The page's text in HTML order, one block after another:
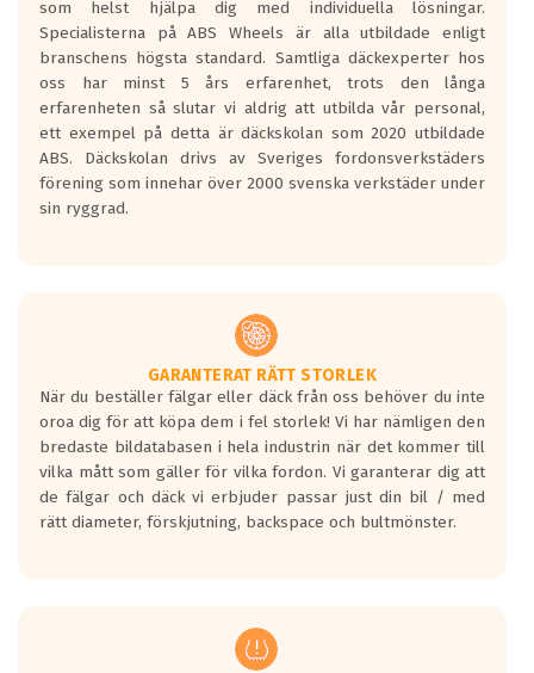
den kortaste bromssträckan och F är den
längsta.
Inga D eller G betyg delas ut för
personbilar och lätta lastbilar.
Betyget sätts efter ett test där däcken
skall bromsa in på en väg där det ligger
0.5-1.5 mm vatten.
I 80km/h kommer skillnaden på
Vid körning i över 50km/h brukar
rullmotståndets ljud överträffa
motorljudet.
På däckmärkningen kommer det finnas
en symbol av ett däck med vågar. Hög
bullernivå markeras med svarta vågor
medans de vita vågorna påvisar om det är
ett tyst däck.
regelverket som introduceras år 2016.
Ett däck med två svarta vågor är redan
som helst hjälpa dig med individuella lösningar.
Specialisterna på ABS Wheels är alla utbildade enligt
branschens högsta standard. Samtliga däckexperter hos
oss har minst 5 års erfarenhet, trots den långa
erfarenheten så slutar vi aldrig att utbilda vår personal,
ett exempel på detta är däckskolan som 2020 utbildade
ABS. Däckskolan drivs av Sveriges fordonsverkstäders
förening som innehar över 2000 svenska verkstäder under
sin ryggrad.
GARANTERAT RÄTT STORLEK
När du beställer fälgar eller däck från oss behöver du inte
oroa dig för att köpa dem i fel storlek! Vi har nämligen den
bredaste bildatabasen i hela industrin när det kommer till
vilka mått som gäller för vilka fordon. Vi garanterar dig att
de fälgar och däck vi erbjuder passar just din bil / med
rätt diameter, förskjutning, backspace och bultmönster.